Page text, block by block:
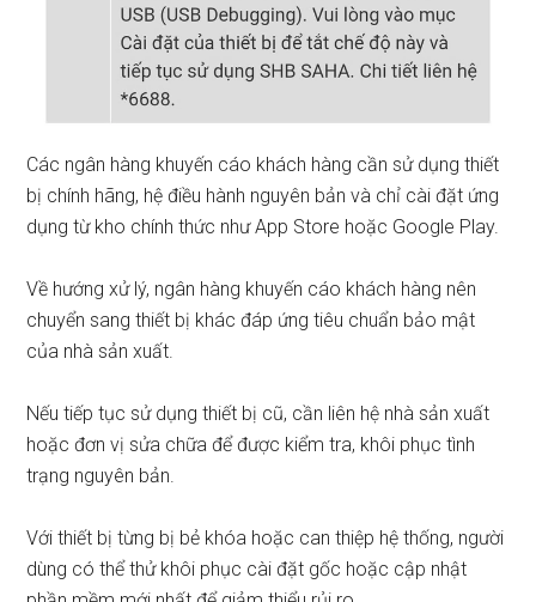
Các ngân hàng khuyến cáo khách hàng cần sử dụng thiết
bị chính hãng, hệ điều hành nguyên bản và chỉ cài đặt ứng
dụng từ kho chính thức như App Store hoặc Google Play.
Về hướng xử lý, ngân hàng khuyến cáo khách hàng nên
chuyển sang thiết bị khác đáp ứng tiêu chuẩn bảo mật
của nhà sản xuất.
Nếu tiếp tục sử dụng thiết bị cũ, cần liên hệ nhà sản xuất
hoặc đơn vị sửa chữa để được kiểm tra, khôi phục tình
trạng nguyên bản.
Với thiết bị từng bị bẻ khóa hoặc can thiệp hệ thống, người
dùng có thể thử khôi phục cài đặt gốc hoặc cập nhật